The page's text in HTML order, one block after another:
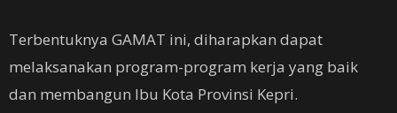
Terbentuknya GAMAT ini, diharapkan dapat
melaksanakan program-program kerja yang baik
dan membangun Ibu Kota Provinsi Kepri.